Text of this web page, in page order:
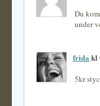
Du
under
frida kl
5kr